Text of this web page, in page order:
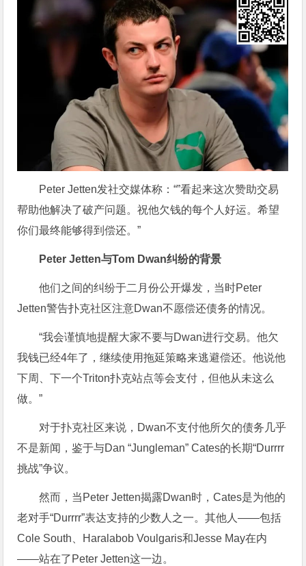
Peter Jetten发社交媒体称：“”看起来这次赞助交易
帮助他解决了破产问题。祝他欠钱的每个人好运。希望
你们最终能够得到偿还。”
Peter Jetten与Tom Dwan纠纷的背景
他们之间的纠纷于二月份公开爆发，当时Peter
Jetten警告扑克社区注意Dwan不愿偿还债务的情况。
“我会谨慎地提醒大家不要与Dwan进行交易。他欠
我钱已经4年了，继续使用拖延策略来逃避偿还。他说他
下周、下一个Triton扑克站点等会支付，但他从未这么
做。”
对于扑克社区来说，Dwan不支付他所欠的债务几乎
不是新闻，鉴于与Dan “Jungleman” Cates的长期“Durrrr
挑战”争议。
然而，当Peter Jetten揭露Dwan时，Cates是为他的
老对手“Durrrr”表达支持的少数人之一。其他人——包括
Cole South、Haralabob Voulgaris和Jesse May在内
——站在了Peter Jetten这一边。